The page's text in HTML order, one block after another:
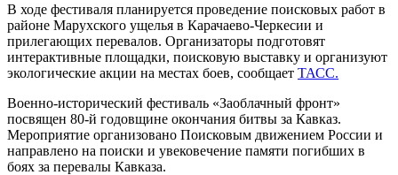
В ходе фестиваля планируется проведение поисковых работ в
районе Марухского ущелья в Карачаево-Черкесии и
прилегающих перевалов. Организаторы подготовят
интерактивные площадки, поисковую выставку и организуют
экологические акции на местах боев, сообщает ТАСС.
Военно-исторический фестиваль «Заоблачный фронт»
посвящен 80-й годовщине окончания битвы за Кавказ.
Мероприятие организовано Поисковым движением России и
направлено на поиски и увековечение памяти погибших в
боях за перевалы Кавказа.